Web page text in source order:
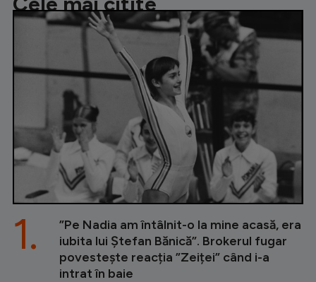
”Pe Nadia am întâlnit-o la mine acasă, era
iubita lui Ștefan Bănică”. Brokerul fugar
povestește reacția ”Zeiței” când i-a
intrat în baie
1.